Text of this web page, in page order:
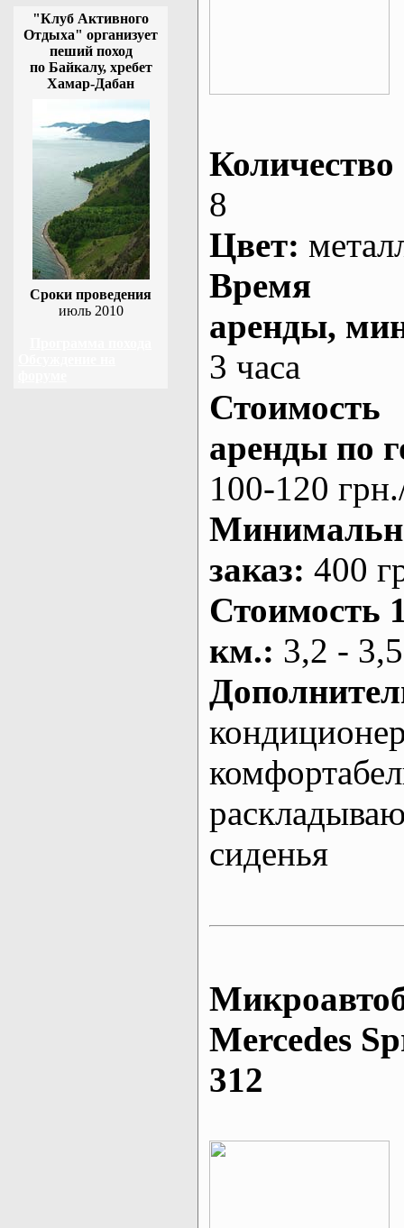
"Клуб Активного
Отдыха" организует
пеший поход
по Байкалу, хребет
Хамар-Дабан
Сроки проведения
июль 2010
Количество
8
Цвет:
Время
аренды,
3 часа
Стоимость
аренды по
100-120
заказ: 400
Стоимость
км.: 3,2 -
сиденья
Mеrcedes
312